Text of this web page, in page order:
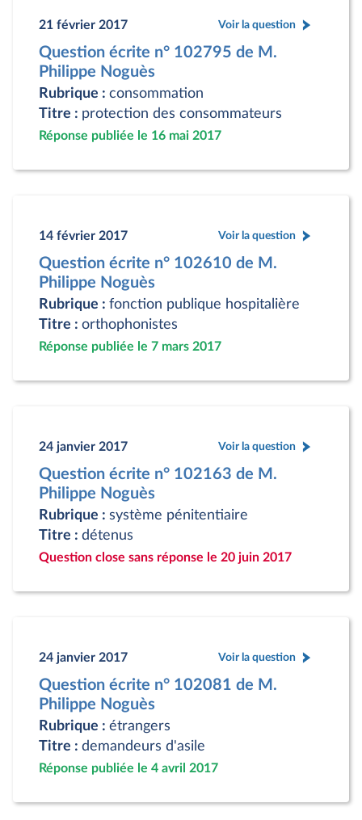
21 février 2017 Voir la question
Question écrite n° 102795 de M.
Philippe Noguès
Rubrique : consommation
Titre : protection des consommateurs
Réponse publiée le 16 mai 2017
14 février 2017 Voir la question
Question écrite n° 102610 de M.
Philippe Noguès
Rubrique : fonction publique hospitalière
Titre : orthophonistes
Réponse publiée le 7 mars 2017
24 janvier 2017 Voir la question
Question écrite n° 102163 de M.
Philippe Noguès
Rubrique : système pénitentiaire
Titre : détenus
Question close sans réponse le 20 juin 2017
24 janvier 2017 Voir la question
Question écrite n° 102081 de M.
Philippe Noguès
Rubrique : étrangers
Titre : demandeurs d'asile
Réponse publiée le 4 avril 2017